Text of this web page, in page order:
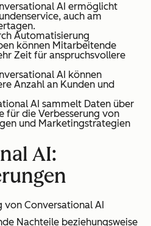
AI ermöglicht
auch am
Automatisierung
können Mitarbeitende
Zeit für anspruchsvollere
AI können
Anzahl an Kunden und
AI sammelt Daten über
für die Verbesserung von
und Marketingstrategien
AI:
von Conversational AI
Nachteile beziehungsweise